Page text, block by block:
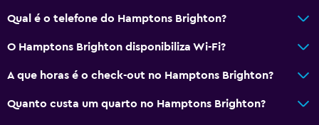
Qual é o telefone do Hamptons Brighton?
O Hamptons Brighton disponibiliza Wi-Fi?
A que horas é o check-out no Hamptons Brighton?
Quanto custa um quarto no Hamptons Brighton?